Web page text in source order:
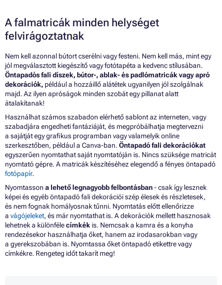
A falmatricák minden helységet
felvirágoztatnak
Nem kell azonnal bútort cserélni vagy festeni. Nem kell más, mint egy
jól megválasztott kiegészítő vagy fotótapéta a kedvenc stílusában.
Öntapadós fali díszek, bútor-, ablak- és padlómatricák vagy apró
dekorációk, például a hozzáillő alátétek ugyanilyen jól szolgálnak
majd. Az ilyen apróságok minden szobát egy pillanat alatt
átalakítanak!
Használhat számos szabadon elérhető sablont az interneten, vagy
szabadjára engedheti fantáziáját, és megpróbálhatja megtervezni
a sajátját egy grafikus programban vagy valamelyik online
szerkesztőben, például a Canva-ban. Öntapadó fali dekorációkat
egyszerűen nyomtathat saját nyomtatóján is. Nincs szüksége matricát
nyomtató gépre. A matricák készítéséhez elegendő a fényes öntapadó
fotópapír.
Nyomtasson a lehető legnagyobb felbontásban- csak így lesznek
képei és egyéb öntapadó fali dekorációi szép élesek és részletesek,
és nem fognak homályosnak tűnni. Nyomtatás előtt ellenőrizze
a vágójeleket, és már nyomtathat is. A dekorációk mellett hasznosak
lehetnek a különfélecímkék is. Nemcsak a kamra és a konyha
rendezésekor használhatja őket, hanem az irodasarokban vagy
a gyerekszobában is. Nyomtassa őket öntapadó etikettre vagy
címkékre. Rengeteg időt takarít meg!